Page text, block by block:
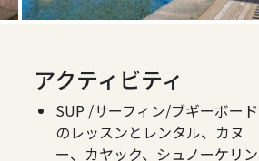
アクティビティ
SUP /サーフィン/ブギーボード
のレッスンとレンタル、カヌ
ー、カヤック、シュノーケリン